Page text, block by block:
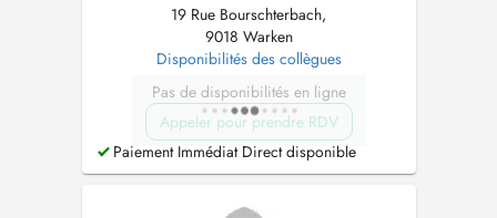
19 Rue Bourschterbach,
9018 Warken
Disponibilités des collègues
Pas de disponibilités en ligne
Appeler pour prendre RDV
Paiement Immédiat Direct disponible